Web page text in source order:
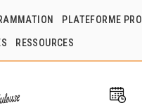
PLATEFORME PRO
RESSOURCES